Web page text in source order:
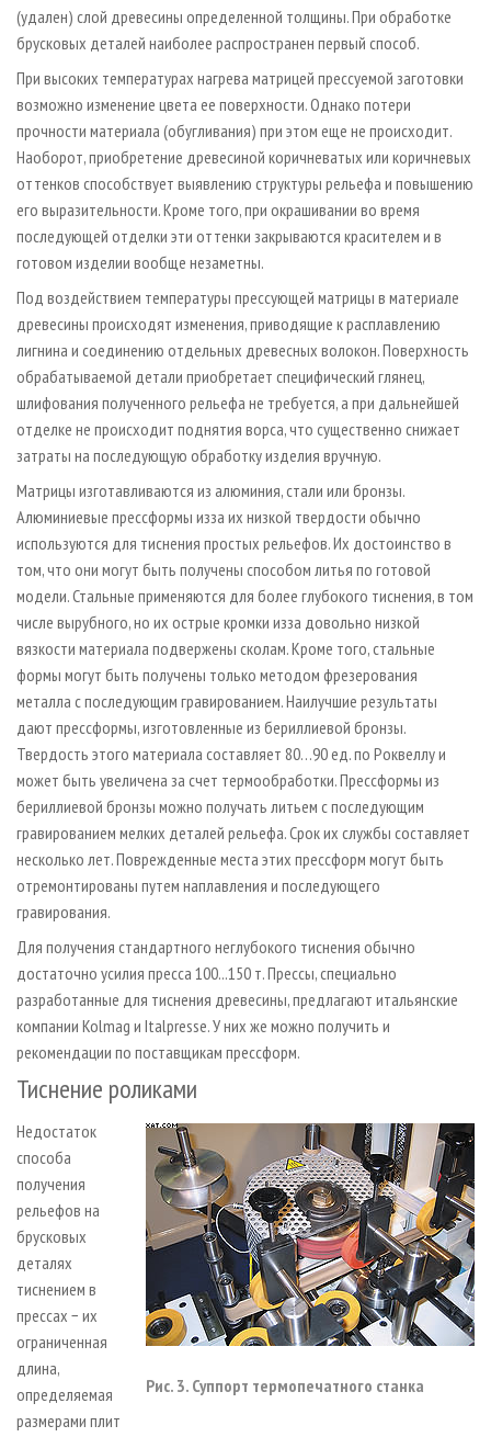
(удален) слой древесины определенной толщины. При обработке
брусковых деталей наиболее распространен первый способ.
При высоких температурах нагрева матрицей прессуемой заготовки
возможно изменение цвета ее поверхности. Однако потери
прочности материала (обугливания) при этом еще не происходит.
Наоборот, приобретение древесиной коричневатых или коричневых
оттенков способствует выявлению структуры рельефа и повышению
его выразительности. Кроме того, при окрашивании во время
последующей отделки эти оттенки закрываются красителем и в
готовом изделии вообще незаметны.
Под воздействием температуры прессующей матрицы в материале
древесины происходят изменения, приводящие к расплавлению
лигнина и соединению отдельных древесных волокон. Поверхность
обрабатываемой детали приобретает специфический глянец,
шлифования полученного рельефа не требуется, а при дальнейшей
отделке не происходит поднятия ворса, что существенно снижает
затраты на последующую обработку изделия вручную.
Матрицы изготавливаются из алюминия, стали или бронзы.
Алюминиевые пресс­формы из­за их низкой твердости обычно
используются для тиснения простых рельефов. Их достоинство в
том, что они могут быть получены способом литья по готовой
модели. Стальные применяются для более глубокого тиснения, в том
числе вырубного, но их острые кромки из­за довольно низкой
вязкости материала подвержены сколам. Кроме того, стальные
формы могут быть получены только методом фрезерования
металла с последующим гравированием. Наилучшие результаты
дают пресс­формы, изготовленные из бериллиевой бронзы.
Твердость этого материала составляет 80…90 ед. по Роквеллу и
может быть увеличена за счет термообработки. Пресс­формы из
бериллиевой бронзы можно получать литьем с последующим
гравированием мелких деталей рельефа. Срок их службы составляет
несколько лет. Поврежденные места этих пресс­форм могут быть
отремонтированы путем наплавления и последующего
гравирования.
Для получения стандартного неглубокого тиснения обычно
достаточно усилия пресса 100...150 т. Прессы, специально
разработанные для тиснения древесины, предлагают итальянские
компании Kolmag и Italpresse. У них же можно получить и
рекомендации по поставщикам пресс­форм.
Тиснение роликами
Рис. 3. Суппорт термопечатного станка
Недостаток
способа
получения
рельефов на
брусковых
деталях
тиснением в
прессах − их
ограниченная
длина,
определяемая
размерами плит